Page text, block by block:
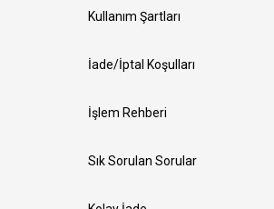
Kullanım Şartları
İade/İptal Koşulları
İşlem Rehberi
Sık Sorulan Sorular